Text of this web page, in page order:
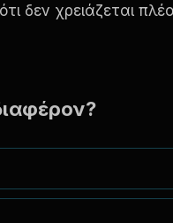
δεν χρειάζεται